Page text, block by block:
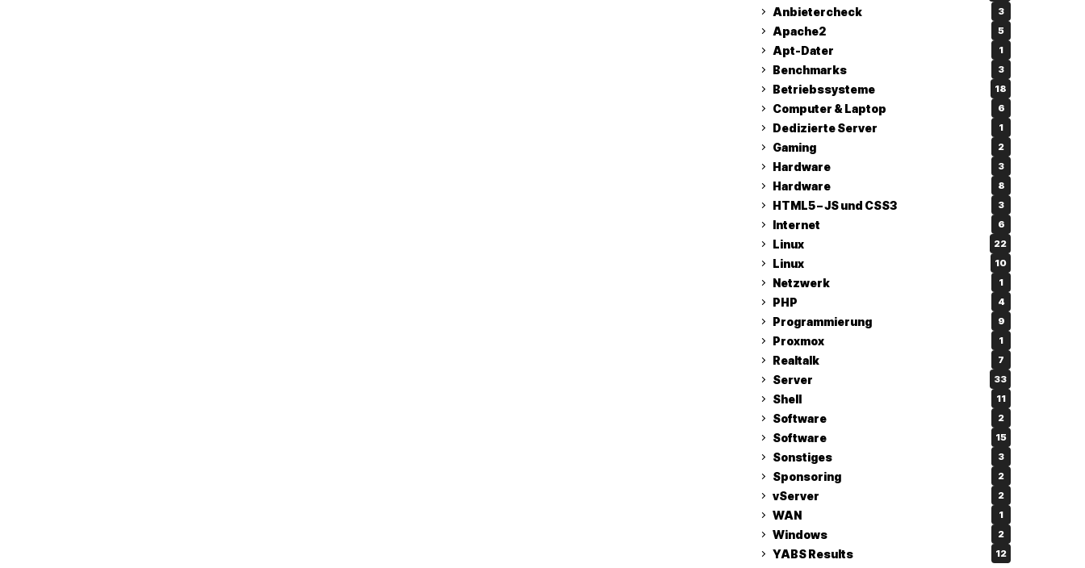
Anbietercheck 3
Apache2 5
Apt-Dater 1
Benchmarks 3
Betriebssysteme 18
Computer & Laptop 6
Dedizierte Server 1
Gaming 2
Hardware 3
Hardware 8
HTML5 – JS und CSS3 3
Internet 6
Linux 22
Linux 10
Netzwerk 1
PHP 4
Programmierung 9
Proxmox 1
Realtalk 7
Server 33
Shell 11
Software 2
Software 15
Sonstiges 3
Sponsoring 2
vServer 2
WAN 1
Windows 2
YABS Results 12